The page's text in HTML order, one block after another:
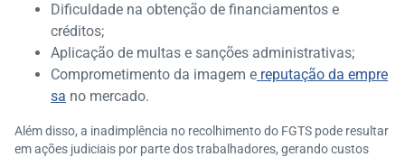
Dificuldade na obtenção de financiamentos e
créditos;
Aplicação de multas e sanções administrativas;
Comprometimento da imagem e reputação da empre
sa no mercado.​
Além disso, a inadimplência no recolhimento do FGTS pode resultar
em ações judiciais por parte dos trabalhadores, gerando custos